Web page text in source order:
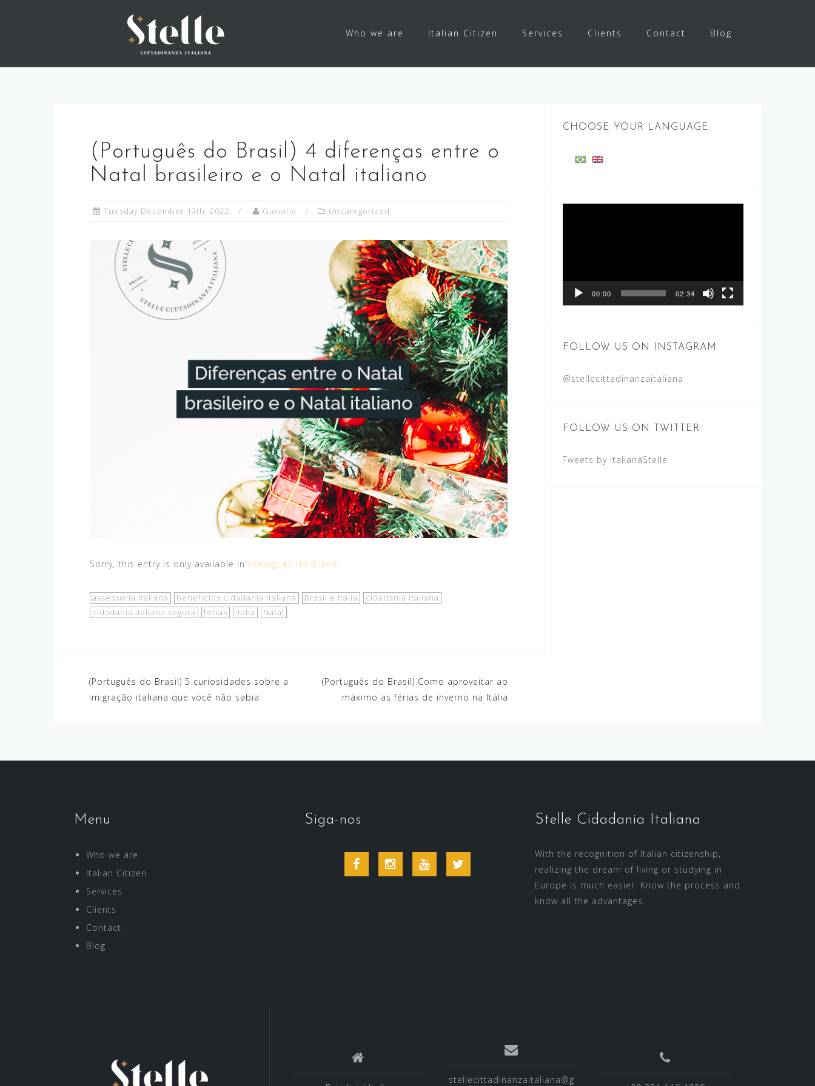
Who we are Italian Citizen Services Clients Contact Blog
(Português do Brasil) 4 diferenças entre o
Natal brasileiro e o Natal italiano
Tuesday December 13th, 2022 Giovana Uncategorized
Sorry, this entry is only available in Português do Brasil.
assessoria italiana beneficios cidadania italiana Brasil e Italia
cidadania italiana
cidadania italiana segura
ferias italia Natal
Post
navigation
(Português do Brasil) 5 curiosidades sobre a
imigração italiana que você não sabia
(Português do Brasil) Como aproveitar ao
máximo as férias de inverno na Itália
CHOOSE YOUR LANGUAGE:
00:00 02:34
FOLLOW US ON INSTAGRAM
@stellecittadinanzaitaliana
FOLLOW US ON TWITTER
Tweets by ItalianaStelle
Menu
Who we are
Italian Citizen
Services
Clients
Contact
Blog
Siga-nos
Facebook InstagramYoutube
Stelle Cidadania Italiana
With the recognition of Italian citizenship,
realizing the dream of living or studying in
Europe is much easier. Know the process and
know all the advantages.
stellecittadinanzaitaliana@g